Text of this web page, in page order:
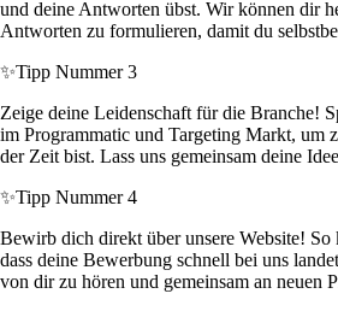
und deine Antworten übst. Wir können dir
Antworten zu formulieren, damit du
✨Tipp Nummer 3
Zeige deine Leidenschaft für die Branche!
im Programmatic und Targeting Markt, um
der Zeit bist. Lass uns gemeinsam deine
✨Tipp Nummer 4
Bewirb dich direkt über unsere Website! So
dass deine Bewerbung schnell bei uns
von dir zu hören und gemeinsam an neuen